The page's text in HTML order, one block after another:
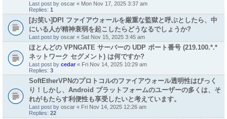
Last post by oscar « Mon Nov 17, 2025 3:37 am
Replies: 1
[お笑い]DPI ファイアウォールを厳重な監獄と呼ぶとしたら、中
にいる人が精神衰弱を起こしたらどうなるでしょうか?
Last post by oscar « Sat Nov 15, 2025 3:45 am
ほとんどの VPNGATE サーバーの UDP ポート番号 (219.100.*.*
ネットワーク セグメント) は何ですか?
Last post by cedar « Fri Nov 14, 2025 10:29 am
Replies: 3
SoftEtherVPNのプロトコルのファイアウォール透明性はびっく
り！しかし、Android プラットフォームのユーザーの多くは、そ
れがもたらす利便性も享受したいと考えています。
Last post by oscar « Fri Nov 14, 2025 12:26 am
Replies: 22